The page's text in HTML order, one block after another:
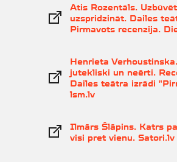
Atis Rozentāls.
uzspridzināt. Dailes
Pirmavots recenzija.
Henrieta
jutekliski un neērti.
Dailes teātra izrādi
lsm.lv
Ilmārs Šlāpins. Katrs
visi pret vienu. Satori.lv